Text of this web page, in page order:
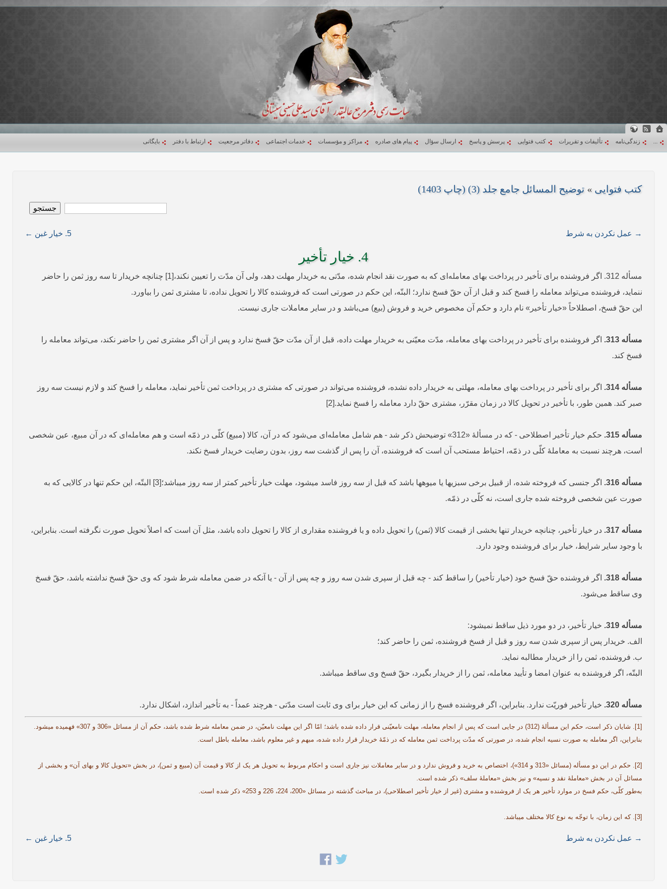
... زندگی‌نامه تألیفات و تقریرات کتب فتوایی پرسش و پاسخ ارسال سؤال پیام های صادره مراکز و مؤسسات خدمات اجتماعی دفاتر مرجعیت ارتباط با دفتر بایگانی
کتب فتوایی » توضیح المسائل جامع جلد (3) (چاپ 1403)
جستجو
5. خیار غبن ← → عمل نکردن به شرط
4. خیار تأخیر
مسأله 312. اگر فروشنده برای تأخیر در پرداخت بهای معامله‌ای که به صورت نقد انجام شده، مدّتی به خریدار مهلت دهد، ولی آن مدّت را تعیین نکند،[1] چنانچه خریدار تا سه روز ثمن را حاضر
ننماید، فروشنده می‌تواند معامله را فسخ کند و قبل از آن حقّ فسخ ندارد؛ البتّه، این حکم در صورتی است که فروشنده کالا را تحویل نداده، تا مشتری ثمن را بیاورد.
این حقّ فسخ، اصطلاحاً «خیار تأخیر» نام دارد و حکم آن مخصوص خرید و فروش (بیع) می‌باشد و در سایر معاملات جاری نیست.
مسأله 313.
اگر فروشنده برای تأخیر در پرداخت بهای معامله، مدّت معیّنی به خریدار مهلت داده، قبل از آن مدّت حقّ فسخ ندارد و پس از آن اگر مشتری ثمن را حاضر نکند، می‌تواند معامله را
فسخ کند.
مسأله 314.
اگر برای تأخیر در پرداخت بهای معامله، مهلتی به خریدار داده نشده، فروشنده می‌تواند در صورتی که مشتری در پرداخت ثمن تأخیر نماید، معامله را فسخ کند و لازم نیست سه روز
صبر کند. همین طور، با تأخیر در تحویل کالا در زمان مقرّر، مشتری حقّ دارد معامله را فسخ نماید.[2]
مسأله 315.
حکم خیار تأخیر اصطلاحی - که در مسألۀ «312» توضیحش ذکر شد - هم شامل معامله‌ای می‌شود که در آن، کالا (مبیع) کلّی در ذمّه است و هم معامله‌ای که در آن مبیع، عین شخصی
است، هرچند نسبت به معاملۀ کلّی در ذمّه، احتیاط مستحب آن است که فروشنده، آن را پس از گذشت سه روز، بدون رضایت خریدار فسخ نکند.
مسأله 316.
اگر جنسی که فروخته شده، از قبیل برخی سبزی­ها یا میوه­ها باشد که قبل از سه روز فاسد می­شود، مهلت خیار تأخیر کمتر از سه روز می­باشد؛[3] البتّه، این حکم تنها در کالایی که به
صورت عین شخصی فروخته شده جاری است، نه کلّی در ذمّه.
مسأله 317.
در خیار تأخیر، چنانچه خریدار تنها بخشی از قیمت کالا (ثمن) را تحویل داده و یا فروشنده مقداری از کالا را تحویل داده باشد، مثل آن است که اصلاً تحویل صورت نگرفته است. بنابراین،
با وجود سایر شرایط، خیار برای فروشنده وجود دارد.
مسأله 318.
اگر فروشنده حقّ فسخ خود (خیار تأخیر) را ساقط کند - چه قبل از سپری شدن سه روز و چه پس از آن - یا آنکه در ضمن معامله شرط شود که وی حقّ فسخ نداشته باشد، حقّ فسخ
وی ساقط می‌شود.
مسأله 319.
خیار تأخیر، در دو مورد ذیل ساقط نمی­شود:
الف. خریدار پس از سپری شدن سه روز و قبل از فسخ فروشنده، ثمن را حاضر کند؛
ب. فروشنده، ثمن را از خریدار مطالبه نماید.
البتّه، اگر فروشنده به عنوان امضا و تأیید معامله، ثمن را از خریدار بگیرد، حقّ فسخ وی ساقط می­­باشد.
مسأله 320. خیار تأخیر فوریّت ندارد. بنابراین، اگر فروشنده فسخ را از زمانی که این خیار برای وی ثابت است مدّتی - هرچند عمداً - به تأخیر اندازد، اشکال ندارد.
[1]. شایان ذکر است، حکم این مسألۀ (312) در جایی است که پس از انجام معامله، مهلت نامعیّنی قرار داده شده باشد؛ امّا اگر این مهلت نامعیّن، در ضمن معامله شرط شده باشد، حکم آن از مسائل «306 و 307» فهمیده می­شود.
بنابراین، اگر معامله به صورت نسیه انجام شده، در صورتی که مدّت پرداخت ثمن معامله که در ذمّۀ خریدار قرار داده شده، مبهم و غیر معلوم باشد، معامله باطل است.
[2]. حکم در این دو مسأله (مسائل «313 و 314»)، اختصاص به خرید و فروش ندارد و در سایر معاملات نیز جاری است و احکام مربوط به تحویل هر یک از کالا و قیمت آن (مبیع و ثمن)، در بخش «تحویل کالا و بهای آن» و بخشی از
مسائل آن در بخش «معاملۀ نقد و نسیه» و نیز بخش «معاملۀ سلف» ذکر شده است.
به‌طور کلّی، حکم فسخ در موارد تأخیر هر یک از فروشنده و مشتری (غیر از خیار تأخیر اصطلاحی)، در مباحث گذشته در مسائل «200، 224، 226 و 253» ذکر شده است.
[3]. که این زمان، با توجّه به نوع کالا مختلف می­باشد.
5. خیار غبن ← → عمل نکردن به شرط